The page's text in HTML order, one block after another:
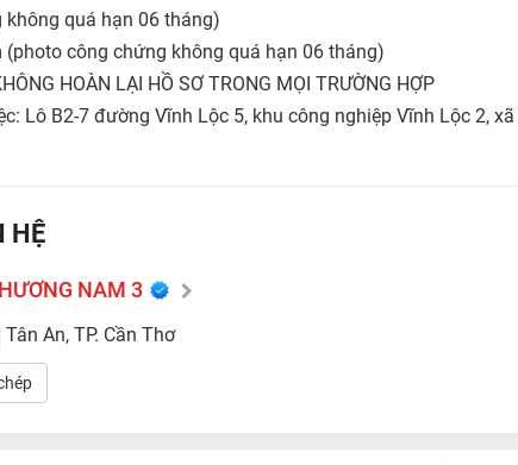
không quá hạn 06 tháng)
(photo công chứng không quá hạn 06 tháng)
HOÀN LẠI HỒ SƠ TRONG MỌI TRƯỜNG HỢP
Lô B2-7 đường Vĩnh Lộc 5, khu công nghiệp Vĩnh Lộc 2, xã
HỆ
NAM 3
An, TP. Cần Thơ